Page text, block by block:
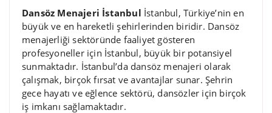
Dansöz Menajeri İstanbul İstanbul, Türkiye’nin en
büyük ve en hareketli şehirlerinden biridir. Dansöz
menajerliği sektöründe faaliyet gösteren
profesyoneller için İstanbul, büyük bir potansiyel
sunmaktadır. İstanbul’da dansöz menajeri olarak
çalışmak, birçok fırsat ve avantajlar sunar. Şehrin
gece hayatı ve eğlence sektörü, dansözler için birçok
iş imkanı sağlamaktadır.